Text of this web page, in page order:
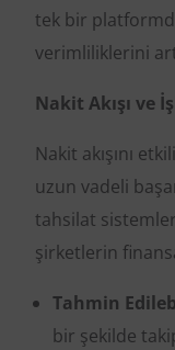
tek bir
verimliliklerini
Nakit Akışı ve
Nakit akışını
uzun vadeli
tahsilat
şirketlerin
Tahmin
bir şekilde